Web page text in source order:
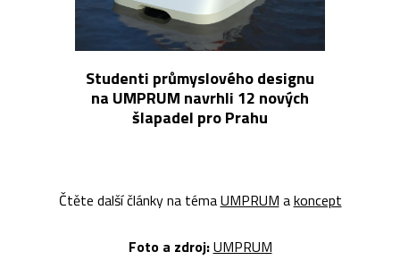
Studenti průmyslového designu
na UMPRUM navrhli 12 nových
šlapadel pro Prahu
Čtěte další články na témaUMPRUM akoncept
Foto a zdroj:UMPRUM